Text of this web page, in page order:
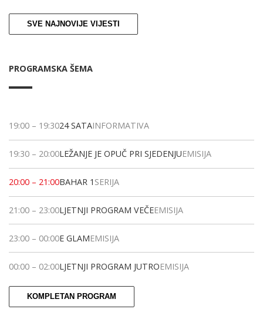
SVE NAJNOVIJE VIJESTI
PROGRAMSKA ŠEMA
19:00 – 19:3024 SATAINFORMATIVA
19:30 – 20:00LEŽANJE JE OPUČ PRI SJEDENJUEMISIJA
20:00 – 21:00BAHAR 1 SERIJA
21:00 – 23:00LJETNJI PROGRAM VEČEEMISIJA
23:00 – 00:00E GLAMEMISIJA
00:00 – 02:00LJETNJI PROGRAM JUTROEMISIJA
KOMPLETAN PROGRAM